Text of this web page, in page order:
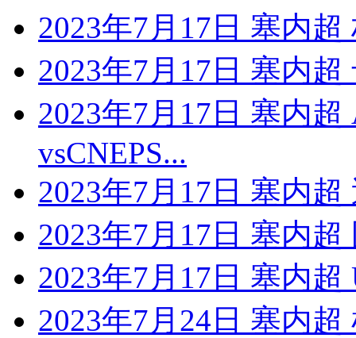
2023年7月17日 塞内
2023年7月17日 塞内
2023年7月17日 塞内
vsCNEPS...
2023年7月17日 塞内
2023年7月17日 塞内
2023年7月17日 塞内
2023年7月24日 塞内